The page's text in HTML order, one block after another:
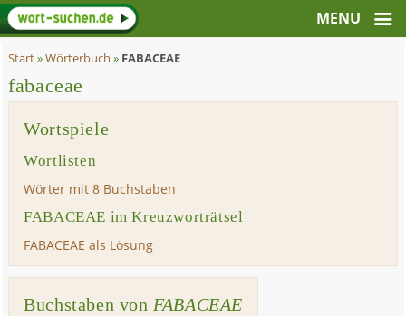
Start»Wörterbuch » FABACEAE
fabaceae
Wortspiele
Wortlisten
Wörter mit 8 Buchstaben
FABACEAE im Kreuzworträtsel
FABACEAE als Lösung
Buchstaben von FABACEAE